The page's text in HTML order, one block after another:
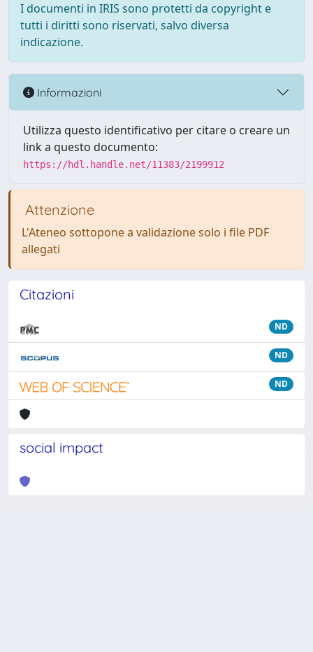
I documenti in IRIS sono protetti da copyright e
tutti i diritti sono riservati, salvo diversa
indicazione.
Informazioni
Utilizza questo identificativo per citare o creare un
link a questo documento:
https://hdl.handle.net/11383/2199912
Attenzione
L'Ateneo sottopone a validazione solo i file PDF
allegati
Citazioni
ND
ND
ND
social impact